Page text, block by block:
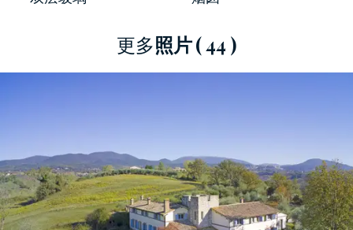
该物业周围有1.5公顷的土地，地中海灌木丛中有
130棵橄榄树，部分土地可以进一步建造。
更多照片( 44 )